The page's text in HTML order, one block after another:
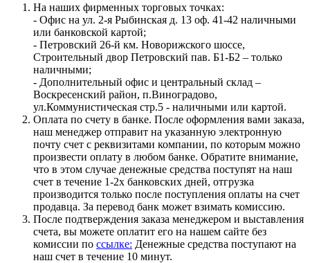
На наших фирменных торговых точках:
- Офис на ул. 2-я Рыбинская д. 13 оф. 41-42 наличными
или банковской картой;
- Петровский 26-й км. Новорижского шоссе,
Строительный двор Петровский пав. Б1-Б2 – только
наличными;
- Дополнительный офис и центральный склад –
Воскресенский район, п.Виноградово,
ул.Коммунистическая стр.5 - наличными или картой.
Оплата по счету в банке. После оформления вами заказа,
наш менеджер отправит на указанную электронную
почту счет с реквизитами компании, по которым можно
произвести оплату в любом банке. Обратите внимание,
что в этом случае денежные средства поступят на наш
счет в течение 1-2х банковских дней, отгрузка
производится только после поступления оплаты на счет
продавца. За перевод банк может взимать комиссию.
После подтверждения заказа менеджером и выставления
счета, вы можете оплатит его на нашем сайте без
комиссии по ссылке: Денежные средства поступают на
наш счет в течение 10 минут.